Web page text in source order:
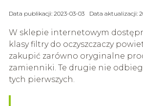
Data publikacji: 2023-03-03 Data aktualizacji:
W sklepie internetowym
klasy filtry do oczyszczaczy
zakupić zarówno oryginalne
zamienniki. Te drugie nie
tych pierwszych.